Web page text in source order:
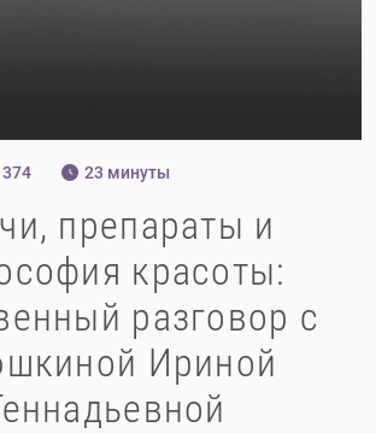
препараты и
красоты:
разговор с
Ириной
23 минуты